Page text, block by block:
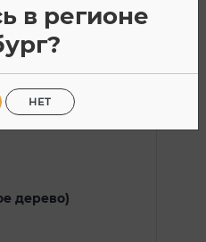
дерево)
в регионе
НЕТ